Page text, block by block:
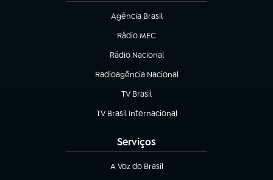
Agência Brasil
(abre em nova aba)
Rádio MEC
(abre em nova aba)
Rádio Nacional
Radioagência Nacional
(abre em nova aba)
TV Brasil
(abre em nova aba)
TV Brasil Internacional
(abre em nova aba)
Serviços
A Voz do Brasil
(abre em nova aba)